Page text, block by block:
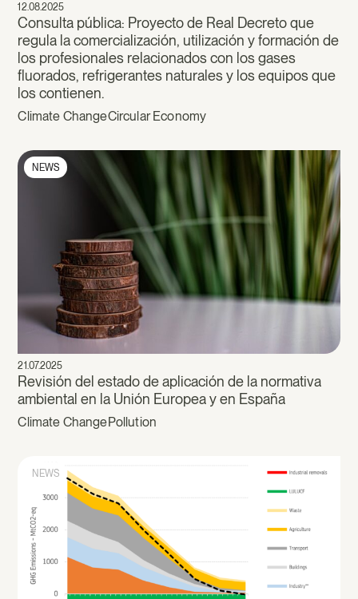
12.08.2025
Consulta pública: Proyecto de Real Decreto que
regula la comercialización, utilización y formación de
los profesionales relacionados con los gases
fluorados, refrigerantes naturales y los equipos que
los contienen.
Climate ChangeCircular Economy
NEWS
21.07.2025
Revisión del estado de aplicación de la normativa
ambiental en la Unión Europea y en España
Climate ChangePollution
NEWS